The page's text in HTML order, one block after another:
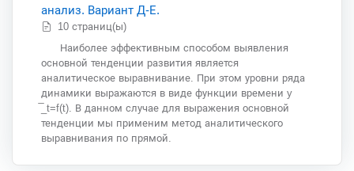
анализ. Вариант Д-Е.
10 страниц(ы)
Наиболее эффективным способом выявления
основной тенденции развития является
аналитическое выравнивание. При этом уровни ряда
динамики выражаются в виде функции времени y
̅_t=f(t). В данном случае для выражения основной
тенденции мы применим метод аналитического
выравнивания по прямой.